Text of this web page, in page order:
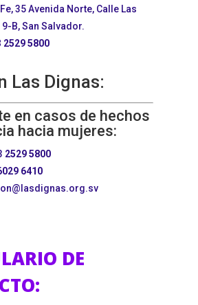
35 Avenida Norte, Calle Las
B, San Salvador.
2529 5800
Las Dignas:
en casos de hechos
hacia mujeres:
2529 5800
6410
DE